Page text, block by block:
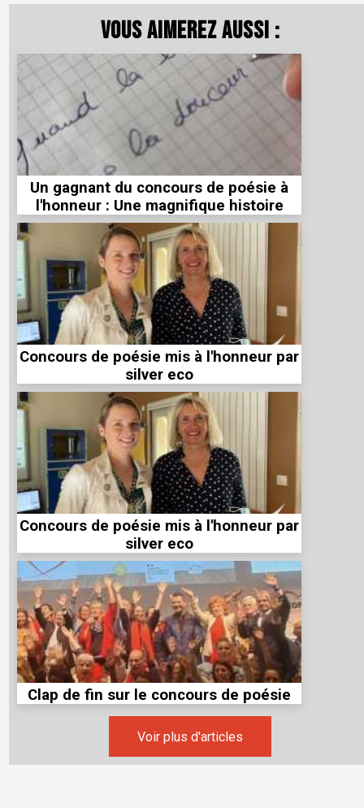
Vous aimerez aussi :
Un gagnant du concours de poésie à
l'honneur : Une magnifique histoire
Concours de poésie mis à l'honneur par
silver eco
Concours de poésie mis à l'honneur par
silver eco
Clap de fin sur le concours de poésie
Voir plus d'articles